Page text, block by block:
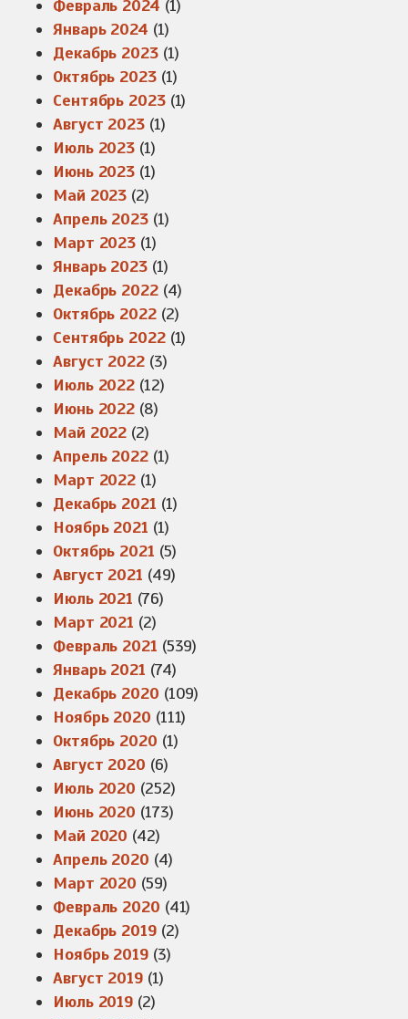
Февраль 2024 (1)
Январь 2024 (1)
Декабрь 2023(1)
Октябрь 2023(1)
Сентябрь 2023(1)
Август 2023(1)
Июль 2023 (1)
Июнь 2023 (1)
Май 2023 (2)
Апрель 2023(1)
Март 2023 (1)
Январь 2023(1)
Декабрь 2022(4)
Октябрь 2022(2)
Сентябрь 2022(1)
Август 2022(3)
Июль 2022 (12)
Июнь 2022 (8)
Май 2022 (2)
Апрель 2022(1)
Март 2022 (1)
Декабрь 2021 (1)
Ноябрь 2021 (1)
Октябрь 2021 (5)
Август 2021 (49)
Июль 2021 (76)
Март 2021 (2)
Февраль 2021 (539)
Январь 2021 (74)
Декабрь 2020 (109)
Ноябрь 2020 (111)
Октябрь 2020 (1)
Август 2020 (6)
Июль 2020 (252)
Июнь 2020 (173)
Май 2020 (42)
Апрель 2020 (4)
Март 2020 (59)
Февраль 2020 (41)
Декабрь 2019(2)
Ноябрь 2019(3)
Август 2019(1)
Июль 2019 (2)